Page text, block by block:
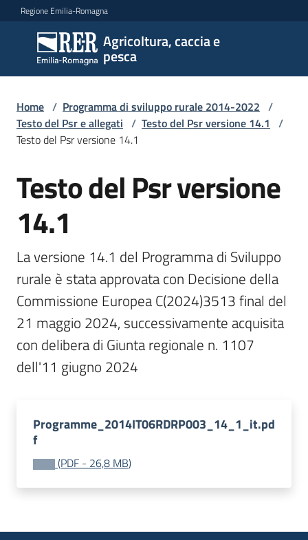
Vai al contenuto
Vai alla navigazione
Vai al footer
Regione Emilia-Romagna
Agricoltura, caccia e
pesca
Agricoltura,
caccia e
pesca
Argomenti
Novità
Servizi
Leggi
atti
bandi
Piani
programmi
in
Home / Programma di sviluppo rurale 2014-2022 /
Testo del Psr e allegati / Testo del Psr versione 14.1 /
Testo del Psr versione 14.1
Testo del Psr versione
14.1
La versione 14.1 del Programma di Sviluppo
rurale è stata approvata con Decisione della
Commissione Europea C(2024)3513 final del
21 maggio 2024, successivamente acquisita
con delibera di Giunta regionale n. 1107
dell'11 giugno 2024
Programme_2014IT06RDRP003_14_1_it.pd
f
(PDF - 26,8 MB)